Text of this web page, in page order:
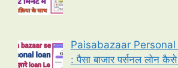
Paisabazaar
: पैसा बाजार पर्सनल लोन